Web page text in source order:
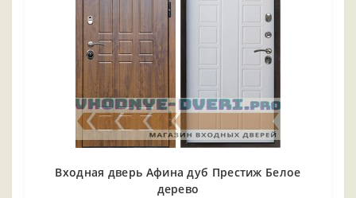
Входная дверь Афина дуб Престиж Белое
дерево